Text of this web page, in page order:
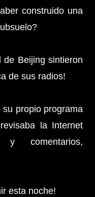
construido una
de Beijing sintieron
de sus radios!
su propio programa
la Internet
comentarios,
esta noche!